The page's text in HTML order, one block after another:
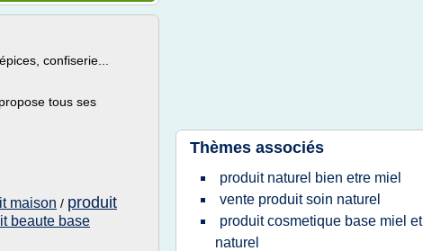
confiserie...
tous ses
maison / produit
beaute base
Thèmes associés
produit naturel bien etre miel
vente produit soin naturel
produit cosmetique base miel et
naturel